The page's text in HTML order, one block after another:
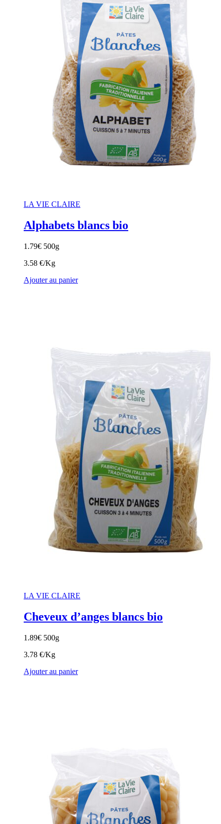
LA VIE CLAIRE
Alphabets blancs bio
1.79€ 500g
3.58 €/Kg
Ajouter au panier
LA VIE CLAIRE
Cheveux d’anges blancs bio
1.89€ 500g
3.78 €/Kg
Ajouter au panier